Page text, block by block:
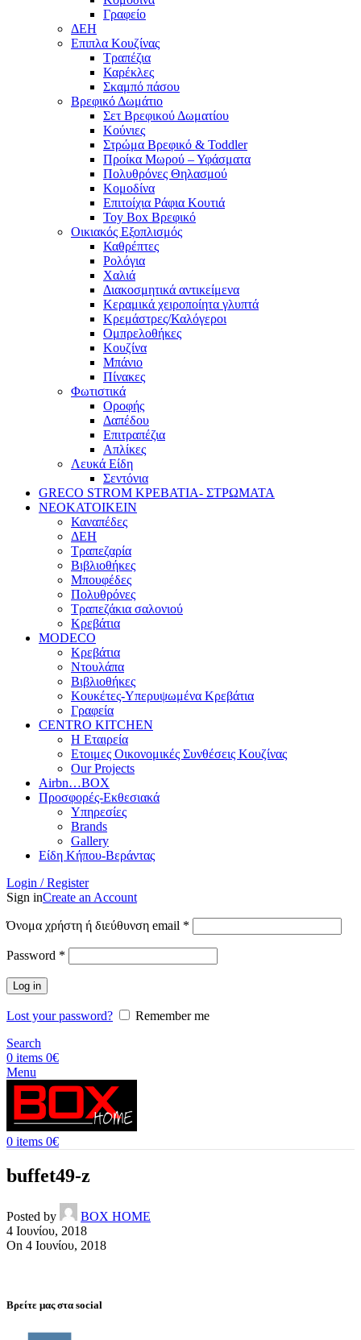
Γραφείο
ΔΕΗ
Επιπλα Κουζίνας
Τραπέζια
Καρέκλες
Σκαμπό πάσου
Βρεφικό Δωμάτιο
Σετ Βρεφικού Δωματίου
Κούνιες
Στρώμα Βρεφικό & Toddler
Προίκα Μωρού – Υφάσματα
Πολυθρόνες Θηλασμού
Κομοδίνα
Επιτοίχια Ράφια Κουτιά
Toy Box Βρεφικό
Οικιακός Εξοπλισμός
Καθρέπτες
Ρολόγια
Χαλιά
Διακοσμητικά αντικείμενα
Κεραμικά χειροποίητα γλυπτά
Κρεμάστρες/Καλόγεροι
Ομπρελοθήκες
Κουζίνα
Μπάνιο
Πίνακες
Φωτιστικά
Οροφής
Δαπέδου
Επιτραπέζια
Απλίκες
Λευκά Είδη
Σεντόνια
GRECO STROM ΚΡΕΒΑΤΙΑ- ΣΤΡΩΜΑΤΑ
ΝΕΟΚΑΤΟΙΚΕΙΝ
Καναπέδες
ΔΕΗ
Τραπεζαρία
Βιβλιοθήκες
Μπουφέδες
Πολυθρόνες
Τραπεζάκια σαλονιού
Κρεβάτια
MODECO
Κρεβάτια
Ντουλάπα
Βιβλιοθήκες
Κουκέτες-Υπερυψωμένα Κρεβάτια
Γραφεία
CENTRO KITCHEN
Η Εταιρεία
Ετοιμες Οικονομικές Συνθέσεις Κουζίνας
Our Projects
Airbn…BOX
Προσφορές-Εκθεσιακά
Υπηρεσίες
Brands
Gallery
Είδη Κήπου-Βεράντας
Login / Register
Sign inCreate an Account
Όνομα χρήστη ή διεύθυνση email *
Password *
Log in
Lost your password?
Remember me
Search
0 items 0€
Menu
0 items 0€
buffet49-z
Posted by
BOX HOME
4 Ιουνίου, 2018
On 4 Ιουνίου, 2018
Βρείτε μας στα social